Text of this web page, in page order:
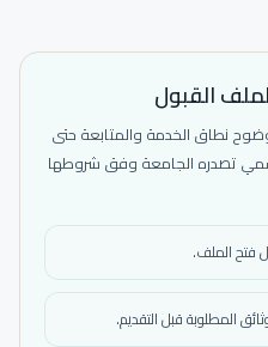
القبول
نطاق الخدمة والمتابعة حتى
تصدره الجامعة وفق شروطها
فتح الملف.
المطلوبة قبل التقديم.